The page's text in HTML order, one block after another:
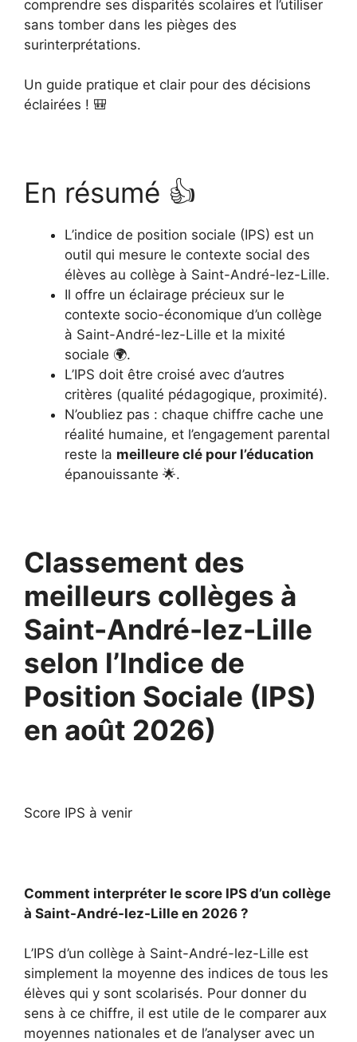
comprendre ses disparités scolaires et l’utiliser
sans tomber dans les pièges des
surinterprétations.
Un guide pratique et clair pour des décisions
éclairées ! 🎒
En résumé 👍
L’indice de position sociale (IPS) est un
outil qui mesure le contexte social des
élèves au collège à Saint-André-lez-Lille.
Il offre un éclairage précieux sur le
contexte socio-économique d’un collège
à Saint-André-lez-Lille et la mixité
sociale 🌍.
L’IPS doit être croisé avec d’autres
critères (qualité pédagogique, proximité).
N’oubliez pas : chaque chiffre cache une
réalité humaine, et l’engagement parental
reste la meilleure clé pour l’éducation
épanouissante 🌟.
Classement des
meilleurs collèges à
Saint-André-lez-Lille
selon l’Indice de
Position Sociale (IPS)
en août 2026)
Score IPS à venir
Comment interpréter le score IPS d’un collège
à Saint-André-lez-Lille en 2026 ?
L’IPS d’un collège à Saint-André-lez-Lille est
simplement la moyenne des indices de tous les
élèves qui y sont scolarisés. Pour donner du
sens à ce chiffre, il est utile de le comparer aux
moyennes nationales et de l’analyser avec un